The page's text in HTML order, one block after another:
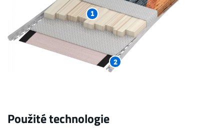
1
2
Použité technologie